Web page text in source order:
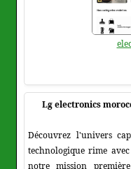
Lg electronics
Découvrez l'univers
technologique rime
notre mission